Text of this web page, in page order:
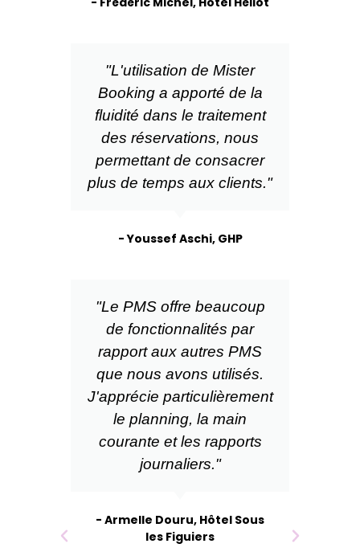
"L'utilisation de Mister
Booking a apporté de la
fluidité dans le traitement
des réservations, nous
permettant de consacrer
plus de temps aux clients."
- Youssef Aschi, GHP
"Le PMS offre beaucoup
de fonctionnalités par
rapport aux autres PMS
que nous avons utilisés.
J'apprécie particulièrement
le planning, la main
courante et les rapports
journaliers."
- Armelle Douru, Hôtel Sous
les Figuiers